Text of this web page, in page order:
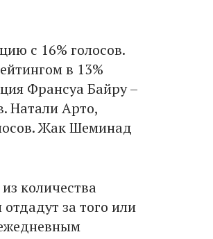
с 16% голосов.
в 13%
Франсуа Байру –
Натали Арто,
Жак Шеминад
количества
за того или